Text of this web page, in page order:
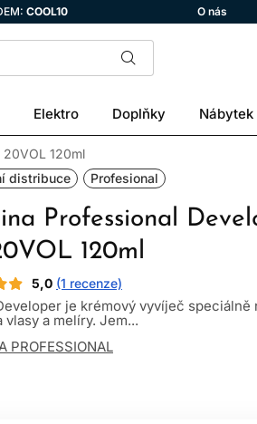
COOL10 O nás
Elektro Doplňky Nábytek
120ml
distribuce
Profesional
Professional
120ml
5,0 (1 recenze)
je krémový vyvíječ speciálně
vlasy a melíry. Jem...
PROFESSIONAL